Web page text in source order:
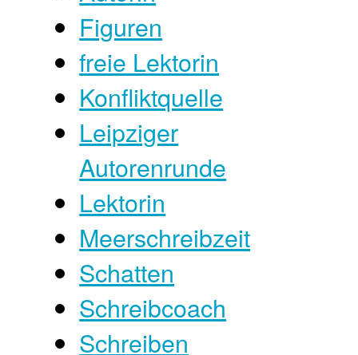
Figuren
freie Lektorin
Konfliktquelle
Leipziger
Autorenrunde
Lektorin
Meerschreibzeit
Schatten
Schreibcoach
Schreiben